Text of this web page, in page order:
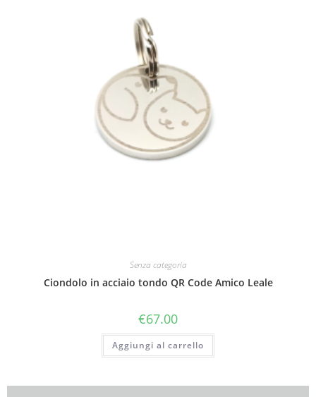
Senza categoria
Ciondolo in acciaio tondo QR Code Amico Leale
€67.00
Aggiungi al carrello